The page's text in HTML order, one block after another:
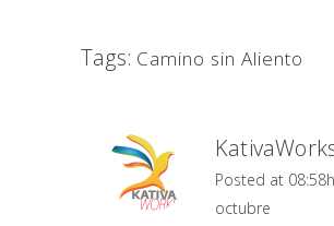
Tags: Camino sin Aliento
Posted at
octubre